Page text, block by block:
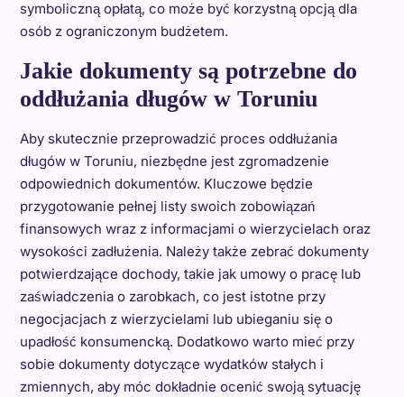
symboliczną opłatą, co może być korzystną opcją dla
osób z ograniczonym budżetem.
Jakie dokumenty są potrzebne do
oddłużania długów w Toruniu
Aby skutecznie przeprowadzić proces oddłużania
długów w Toruniu, niezbędne jest zgromadzenie
odpowiednich dokumentów. Kluczowe będzie
przygotowanie pełnej listy swoich zobowiązań
finansowych wraz z informacjami o wierzycielach oraz
wysokości zadłużenia. Należy także zebrać dokumenty
potwierdzające dochody, takie jak umowy o pracę lub
zaświadczenia o zarobkach, co jest istotne przy
negocjacjach z wierzycielami lub ubieganiu się o
upadłość konsumencką. Dodatkowo warto mieć przy
sobie dokumenty dotyczące wydatków stałych i
zmiennych, aby móc dokładnie ocenić swoją sytuację